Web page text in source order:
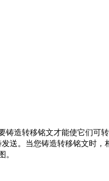
转移铭文才能使它们可转
当您铸造转移铭文时，相